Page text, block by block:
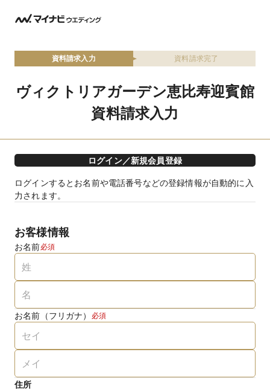
資料請求入力 資料請求完了
ヴィクトリアガーデン恵比寿迎賓館
資料請求入力
ログイン／新規会員登録
ログインするとお名前や電話番号などの登録情報が自動的に入
力されます。
お客様情報
お名前必須
お名前（フリガナ） 必須
住所